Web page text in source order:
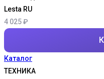
Lesta RU
4 025₽
Каталог
ТЕХНИКА